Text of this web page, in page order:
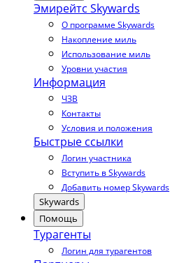
Эмирейтс Skywards
О программе Skywards
Накопление миль
Использование миль
Уровни участия
Информация
ЧЗВ
Контакты
Условия и положения
Быстрые ссылки
Логин участника
Вступить в Skywards
Добавить номер Skywards
Skywards
Помощь
Турагенты
Логин для турагентов